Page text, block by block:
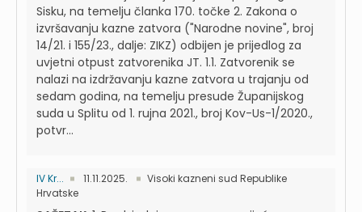
Sisku, na temelju članka 170. točke 2. Zakona o
izvršavanju kazne zatvora ("Narodne novine", broj
14/21. i 155/23., dalje: ZIKZ) odbijen je prijedlog za
uvjetni otpust zatvorenika JT. 1.1. Zatvorenik se
nalazi na izdržavanju kazne zatvora u trajanju od
sedam godina, na temelju presude Županijskog
suda u Splitu od 1. rujna 2021., broj Kov-Us-1/2020.,
potvr...
IV Kr... 11.11.2025.
Visoki kazneni sud Republike
Hrvatske